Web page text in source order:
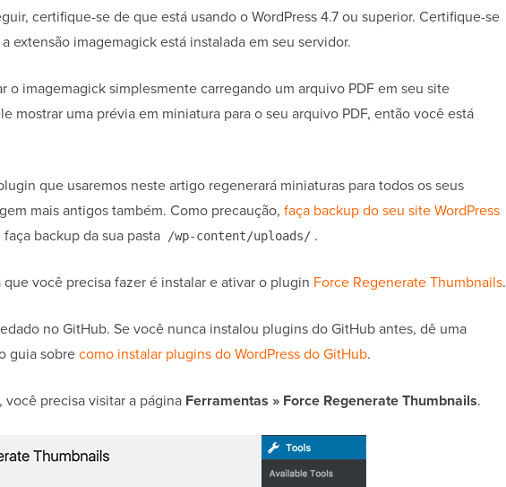
certifique-se de que está usando o WordPress 4.7 ou superior. Certifique-se
extensão imagemagick está instalada em seu servidor.
o imagemagick simplesmente carregando um arquivo PDF em seu site
mostrar uma prévia em miniatura para o seu arquivo PDF, então você está
que usaremos neste artigo regenerará miniaturas para todos os seus
mais antigos também. Como precaução, faça backup do seu site WordPress
backup da sua pasta
/wp-content/uploads/ .
você precisa fazer é instalar e ativar o plugin Force Regenerate Thumbnails.
no GitHub. Se você nunca instalou plugins do GitHub antes, dê uma
guia sobrecomo instalar plugins do WordPress do GitHub.
você precisa visitar a página Ferramentas » Force Regenerate Thumbnails.